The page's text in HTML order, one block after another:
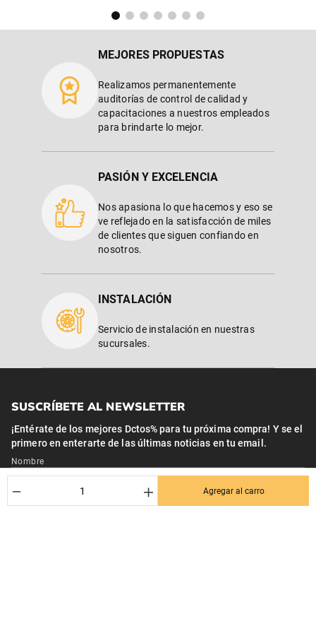
＋
－ Agregar al carro
MEJORES PROPUESTAS
Realizamos permanentemente
auditorías de control de calidad y
capacitaciones a nuestros empleados
para brindarte lo mejor.
PASIÓN Y EXCELENCIA
Nos apasiona lo que hacemos y eso se
ve reflejado en la satisfacción de miles
de clientes que siguen confiando en
nosotros.
INSTALACIÓN
Servicio de instalación en nuestras
sucursales.
SUSCRÍBETE AL NEWSLETTER
¡Entérate de los mejores Dctos% para tu próxima compra! Y se el
primero en enterarte de las últimas noticias en tu email.
Nombre